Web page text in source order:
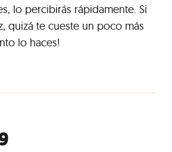
lo percibirás rápidamente. Si
quizá te cueste un poco más
lo haces!